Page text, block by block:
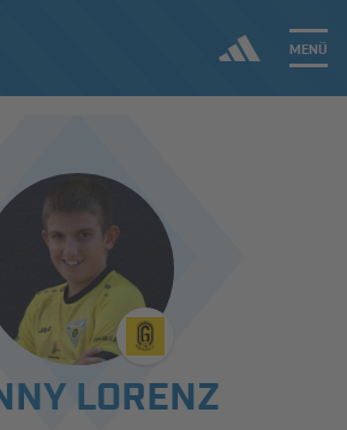
MENÜ
LORENZ